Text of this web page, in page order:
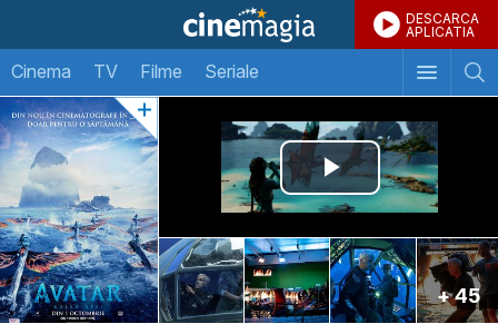
DESCARCA
APLICATIA
Cinema TV Filme Seriale
+ 45